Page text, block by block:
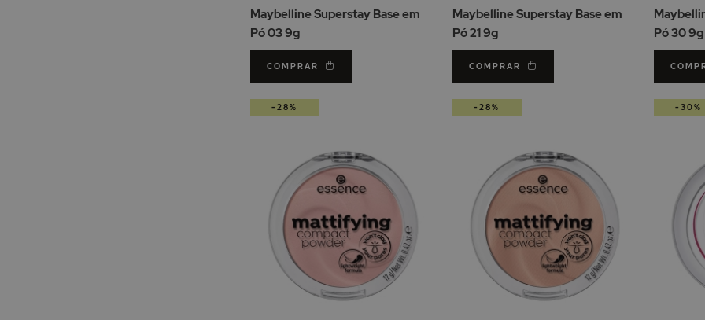
Desejos
Maybelline Superstay Base em
Pó 03 9g
COMPRAR
Desejos
Maybelline Superstay Base em
Pó 21 9g
COMPRAR
Pó 30 9g
-28% -28% -30%